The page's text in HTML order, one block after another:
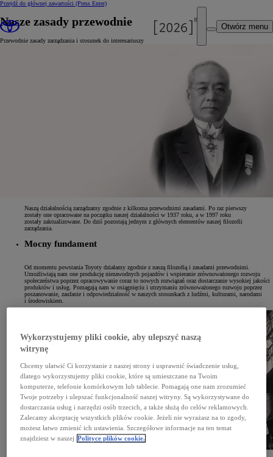
Przejdź do głównej zawartości (Press Enter)
Otwórz menu
Nasze zasady przewodnie
Przewodnie zasady zarządzania i stosunek do interesariuszy
Naszą działalnością zarządzamy zgodnie z kilkoma przewodnimi zasadami. Po raz pierwszy
zostały one opracowane na początku naszej działalności w 1937 roku, a w 1997 roku
zostały zaktualizowane. Do dziś pozostają jednym z głównych elementów naszej filozofii
zarządzania.
Mocny fundament
Od momentu powstania Toyoty działamy zgodnie z naszą filozofią i zasadami przewodnimi.
Umożliwiają nam one produkcję niezawodnych pojazdów i wspieranie zrównoważonego rozwoju
społeczeństwa poprzez opracowywanie coraz to nowych rozwiązań oraz dostarczanie wysokiej jakości
produktów i usług. Pomagają nam w osiągnięciu i utrzymaniu zrównoważonego rozwoju poprzez
poszanowanie, zaufanie i odpowiedzialność w naszych stosunkach z ludźmi, kulturami, narodami
i środowiskiem.
Wykorzystujemy pliki cookie, aby ulepszyć naszą
witrynę
Chcemy ułatwić Ci korzystanie z naszej strony i usprawnić świadczenie usług,
dlatego wykorzystujemy pliki cookie, które są umieszczane na Twoim
komputerze, telefonie komórkowym lub tablecie. Pomagają one nam zrozumieć
Twoje potrzeby i ulepszać funkcjonalność naszej witryny. Są wykorzystywane do
dostarczania usług i narzędzi osób trzecich, a także służą do celów reklamowych.
Zalecamy akceptację wszystkich plików cookie. Jeżeli nie wyrażasz na to zgody,
możesz łatwo zmienić ich ustawienia. Szczegółowe informacje na ten temat
znajdziesz w naszej Polityce plików cookie.